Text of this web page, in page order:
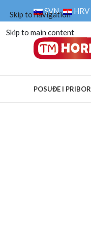
Skip to navigation
Skip to main content
SVN HRV
POSUĐE I PRIBOR